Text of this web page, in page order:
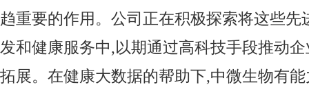
趋重要的作用。公司正在积极探索将这些先
发和健康服务中,以期通过高科技手段推动
拓展。在健康大数据的帮助下,中微生物有